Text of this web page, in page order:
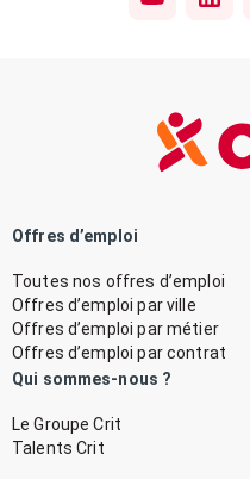
Offres d’emploi
Toutes nos offres d’emploi
Offres d’emploi par ville
Offres d’emploi par métier
Offres d’emploi par contrat
Qui sommes-nous ?
Le Groupe Crit
Talents Crit